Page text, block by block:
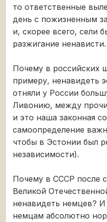
то ответственные
день с пожизненным
и, скорее всего, сели
разжигание ненависти.
Почему в российских
примеру, ненавидеть
отняли у России
Ливонию, между
и это наша законная
самоопределение
чтобы в Эстонии был
независимости).
Почему в СССР после
Великой
ненавидеть немцев?
немцам абсолютно